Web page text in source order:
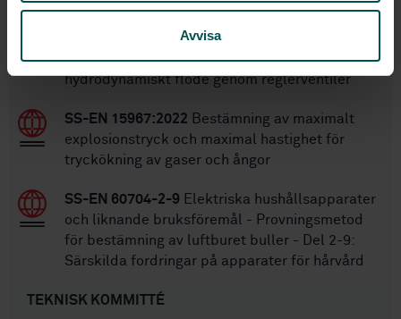
Avvisa
Del 8-2: Reglerventiler - Buller -
Laboratoriemätningar av buller orsakat av
hydrodynamiskt flöde genom reglerventiler
SS-EN 15967:2022 Bestämning av maximalt
explosionstryck och maximal hastighet för
tryckökning av gaser och ångor
SS-EN 60704-2-9 Elektriska hushållsapparater
och liknande bruksföremål - Provningsmetod
för bestämning av luftburet buller - Del 2-9:
Särskilda fordringar på apparater för hårvård
TEKNISK KOMMITTÉ